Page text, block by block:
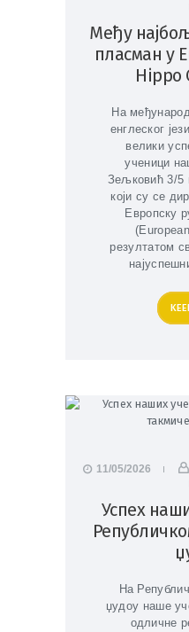
Међу
пласман у
Hippo
На
енглеског
велики
ученици
Зељковић 3/5
који су се
Европску
резултатом
11/05/2026
Успех
На
џудоу наше
одличне